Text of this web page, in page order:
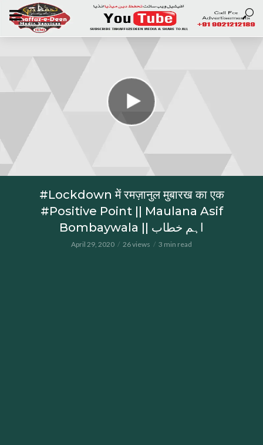
#Lockdown में रमज़ानुल मुबारख का एक
#Positive Point || Maulana Asif
Bombaywala || اہم خطاب
April 29, 2020 26 views 3 min read